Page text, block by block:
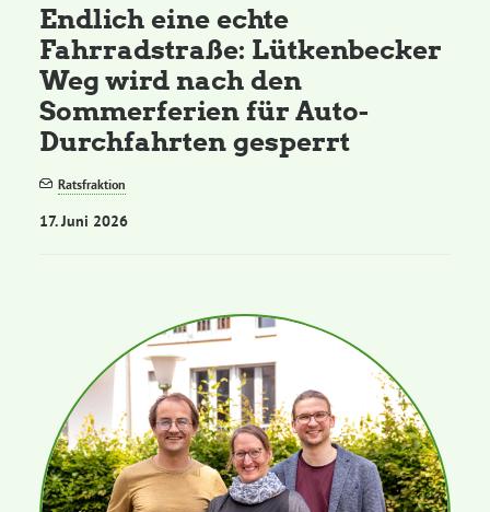
Endlich eine echte
Fahrradstraße: Lütkenbecker
Weg wird nach den
Sommerferien für Auto-
Durchfahrten gesperrt
Ratsfraktion
17. Juni 2026